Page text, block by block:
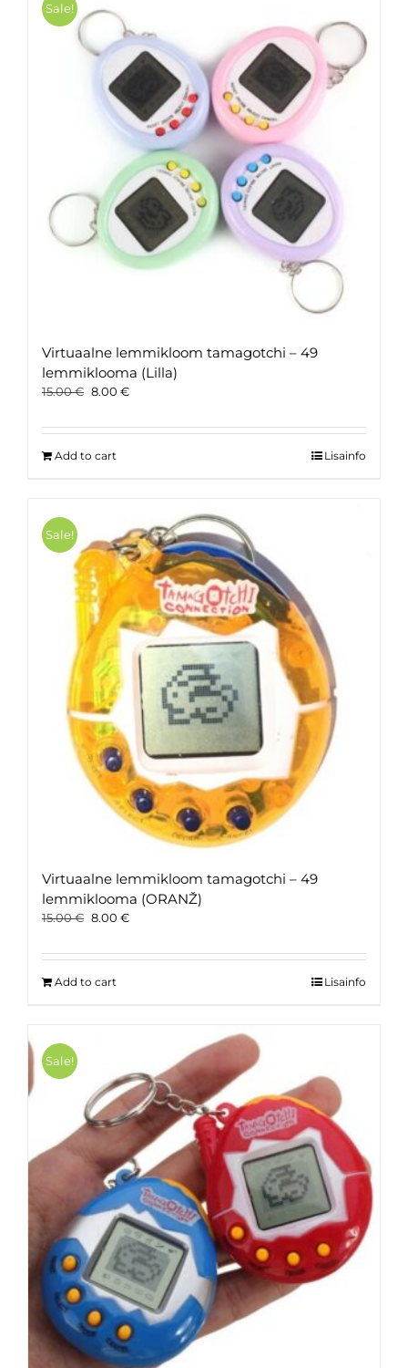
Sale!
Virtuaalne lemmikloom tamagotchi – 49
lemmiklooma (Lilla)
15.00€ Original
was:
8.00 €Current
is:
Add to cart Lisainfo
Sale!
Virtuaalne lemmikloom tamagotchi – 49
lemmiklooma (ORANŽ)
15.00€ Original
was:
8.00 €Current
is:
Add to cart Lisainfo
Sale!